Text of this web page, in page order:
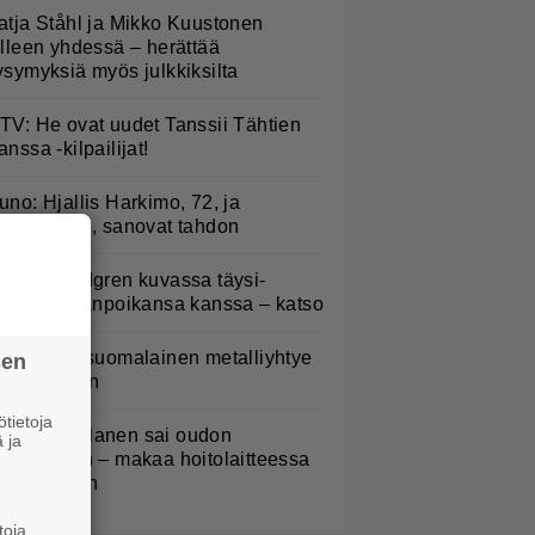
Ståhl ja Mikko Kuustonen
yhdessä – herättää
myös julkkiksilta
He ovat uudet Tanssii Tähtien
-kilpailijat!
Hjallis Harkimo, 72, ja
38, sanovat tahdon
Lindgren kuvassa täysi-
pojanpoikansa kanssa – katso
suomalainen metalliyhtye
paluun
Kaulanen sai oudon
– makaa hoitolaitteessa
ja